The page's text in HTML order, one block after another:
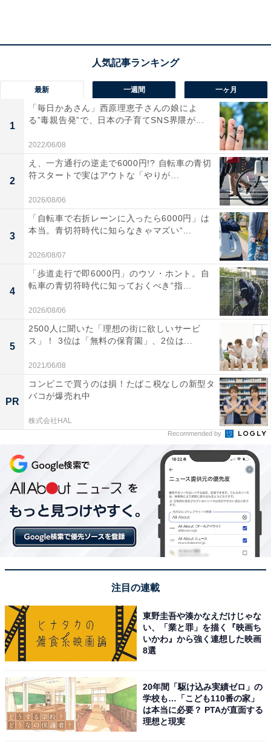
＞＞あなたの住む街は何位？全ランキングはコチラ！
2020年の年間支出金額ランキング1位は札幌市で、一世
帯当たり1万8269円。日本4大ビールメーカーの一つ「サ
ッポロビール」のお膝元とあって、納得の結果になりま
した。
3位以下と差をつけて2位となった秋田市も酒豪が多い街
のイメージ。「家計調査」から同様に算出した清酒の一
世帯当たりの年間支出金額ではダントツの1位となりま
した。
家飲み需要で高まるビールの支出額
以下のグラフは過去10年間の札幌市のビールの年間支出
金額（一世帯当たり）。若者を中心とするビール離れが
顕著といわれていますが、家飲み需要によって自宅で飲
むビールの支出額は2019年と比べ大きく増額していま
最新 一週間 一ヶ月
1
「毎日かあさん」西原理恵子さんの娘によ
る”毒親告発”で、日本の子育てSNS界隈が...
2022/06/08
2
え、一方通行の逆走で6000円!? 自転車の青切
符スタートで実はアウトな「やりが...
2026/08/06
3
「自転車で右折レーンに入ったら6000円」は
本当。青切符時代に知らなきゃマズい“...
2026/08/07
4
「歩道走行で即6000円」のウソ・ホント。自
転車の青切符時代に知っておくべき“指...
2026/08/06
5
2500人に聞いた「理想の街に欲しいサービ
ス」！ 3位は「無料の保育園」、2位は...
2021/06/08
PR
コンビニで買うのは損！たばこ税なしの新型タ
バコが爆売れ中
株式会社HAL
Recommended by
注目の連載
東野圭吾や湊かなえだけじゃな
い、「業と罪」を描く『映画ち
いかわ』から強く連想した映画
8選
20年間「駆け込み実績ゼロ」の
学校も…「こども110番の家」
は本当に必要？ PTAが直面する
理想と現実